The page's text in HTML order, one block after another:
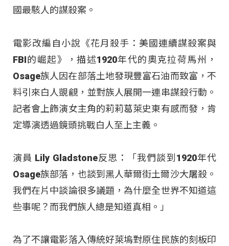
國最駭人的謀殺案。
電影改編自小說《花月殺手：美國連續謀殺案與
FBI的崛起》，描述1920年代的奧克拉荷馬州，
Osage族人因在部落土地發現豐富石油而致富，不
料引來白人覬覦，並對族人展開一連串謀殺行動。
記者會上飾演女主角的莉莉葛萊史東有感而發，肯
定導演透過鏡頭挑戰白人至上主義。
演員 Lily Gladstone反思：「我們談到1920年代
Osage族部落，也談到黑人華爾街土爾沙大屠殺。
我們在片中談論很多議題，為什麼全世界不知道這
些事呢？而我們族人總是知道真相。」
為了不讓電影落入傳統好萊塢對原住民族的刻板印